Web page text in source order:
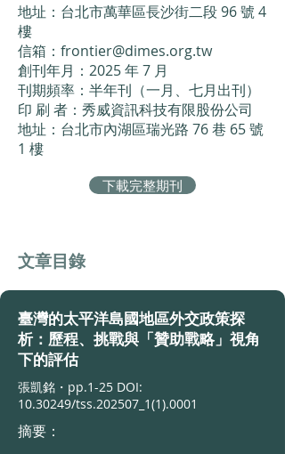
地址：台北市萬華區長沙街二段 96 號 4
樓
信箱：frontier@dimes.org.tw
創刊年月：2025 年 7 月
刊期頻率：半年刊（一月、七月出刊）
印 刷 者：秀威資訊科技有限股份公司
地址：台北市內湖區瑞光路 76 巷 65 號
1 樓
下載完整期刊
​文章目錄
臺灣的太平洋島國地區外交政策探
析：歷程、挑戰與「贊助戰略」視角
下的評估
張凱銘・ pp.1-25 DOI:
10.30249/tss.202507_ 1(1).0001
摘要：